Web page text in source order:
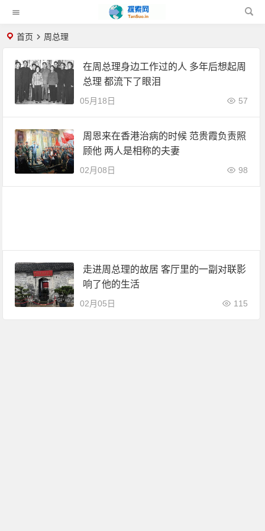
首页 周总理
在周总理身边工作过的人 多年后想起周
总理 都流下了眼泪
05月18日 57
周恩来在香港治病的时候 范贵霞负责照
顾他 两人是相称的夫妻
02月08日 98
走进周总理的故居 客厅里的一副对联影
响了他的生活
02月05日 115